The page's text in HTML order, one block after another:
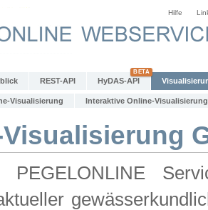
Hilfe
REST-API HyDAS-API
Visualisierung Interaktive Online-Visualisierung